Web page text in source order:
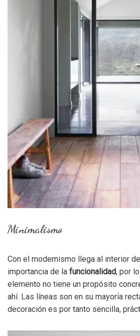
Minimalismo
Con el modernismo llega al interior
importancia de la funcionalidad, por
elemento no tiene un propósito
ahí. Las líneas son en su mayoría
decoración es por tanto sencilla,